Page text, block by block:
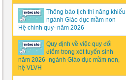
Thông báo lịch thi năng khiếu
ngành Giáo dục mầm non -
Hệ chính quy- năm 2026
Quy định về việc quy đổi
điểm trong xét tuyển sinh
năm 2026- ngành Giáo dục mầm non,
hệ VLVH